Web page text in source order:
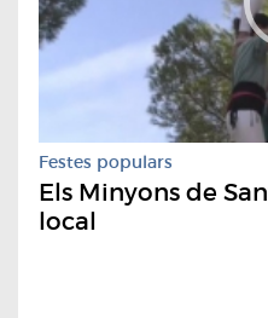
Festes populars
Els Minyons de
local